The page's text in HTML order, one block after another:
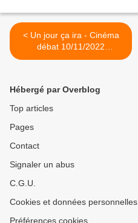
< Un jour ça ira - Cinéma
débat 10/11/2022
Chalonnes-sur-Loire
Hébergé par Overblog
Top articles
Pages
Contact
Signaler un abus
C.G.U.
Cookies et données personnelles
Préférences cookies